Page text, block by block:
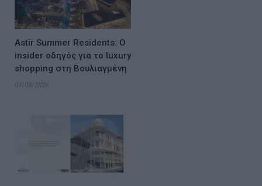
Astir Summer Residents: Ο
insider οδηγός για το luxury
shopping στη Βουλιαγμένη
07/08/2026